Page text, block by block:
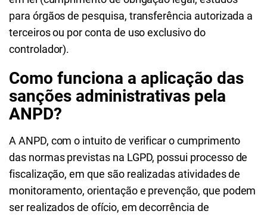
para órgãos de pesquisa, transferência autorizada a
terceiros ou por conta de uso exclusivo do
controlador).
Como funciona a aplicação das
sanções administrativas pela
ANPD?
A ANPD, com o intuito de verificar o cumprimento
das normas previstas na LGPD, possui processo de
fiscalização, em que são realizadas atividades de
monitoramento, orientação e prevenção, que podem
ser realizados de ofício, em decorrência de